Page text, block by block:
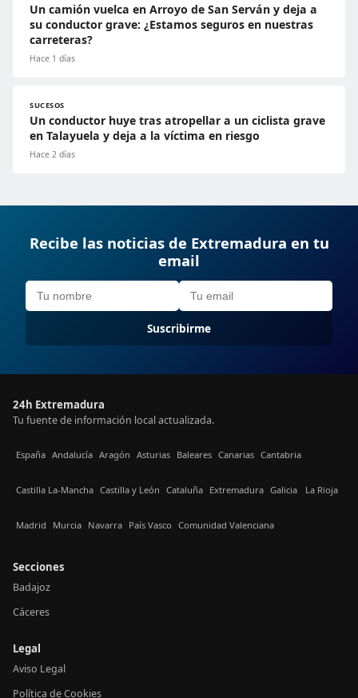
Un camión vuelca en Arroyo de San Serván y deja a
su conductor grave: ¿Estamos seguros en nuestras
carreteras?
Hace 1 días
SUCESOS
Un conductor huye tras atropellar a un ciclista grave
en Talayuela y deja a la víctima en riesgo
Hace 2 días
Recibe las noticias de Extremadura en tu
email
Suscribirme
24h Extremadura
Tu fuente de información local actualizada.
España Andalucía Aragón Asturias Baleares Canarias Cantabria
Castilla La-Mancha Castilla y León Cataluña Extremadura Galicia La Rioja
Madrid Murcia Navarra País Vasco Comunidad Valenciana
Secciones
Badajoz
Cáceres
Legal
Aviso Legal
Política de Cookies